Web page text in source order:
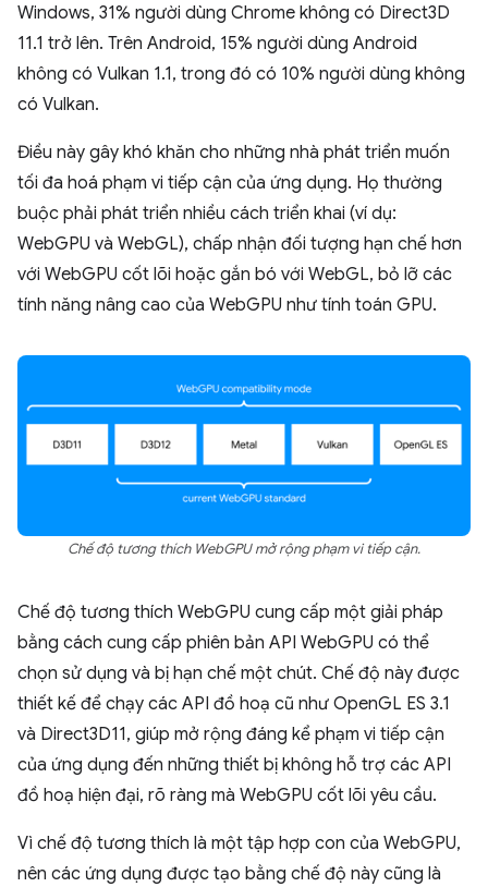
Windows, 31% người dùng Chrome không có Direct3D
11.1 trở lên. Trên Android, 15% người dùng Android
không có Vulkan 1.1, trong đó có 10% người dùng không
có Vulkan.
Điều này gây khó khăn cho những nhà phát triển muốn
tối đa hoá phạm vi tiếp cận của ứng dụng. Họ thường
buộc phải phát triển nhiều cách triển khai (ví dụ:
WebGPU và WebGL), chấp nhận đối tượng hạn chế hơn
với WebGPU cốt lõi hoặc gắn bó với WebGL, bỏ lỡ các
tính năng nâng cao của WebGPU như tính toán GPU.
Chế độ tương thích WebGPU mở rộng phạm vi tiếp cận.
Chế độ tương thích WebGPU cung cấp một giải pháp
bằng cách cung cấp phiên bản API WebGPU có thể
chọn sử dụng và bị hạn chế một chút. Chế độ này được
thiết kế để chạy các API đồ hoạ cũ như OpenGL ES 3.1
và Direct3D11, giúp mở rộng đáng kể phạm vi tiếp cận
của ứng dụng đến những thiết bị không hỗ trợ các API
đồ hoạ hiện đại, rõ ràng mà WebGPU cốt lõi yêu cầu.
Vì chế độ tương thích là một tập hợp con của WebGPU,
nên các ứng dụng được tạo bằng chế độ này cũng là